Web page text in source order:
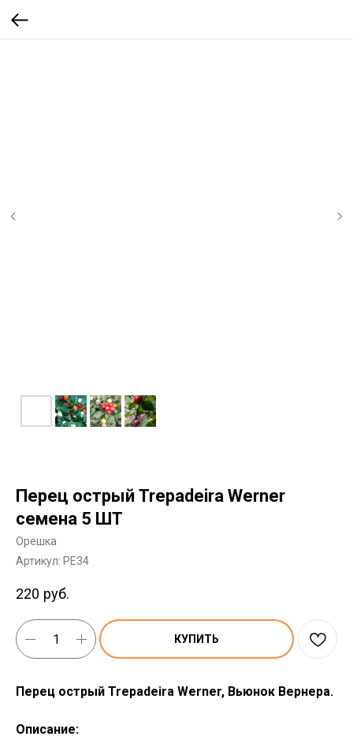
Перец острый Trepadeira Werner
семена 5 ШТ
Орешка
Артикул: PE34
220 руб.
КУПИТЬ
Перец острый Trepadeira Werner, Вьюнок Вернера.
Описание: